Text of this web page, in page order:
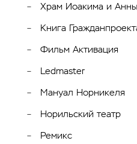
Храм Иоакима и Анны
Книга
Фильм Активация
Ledmaster
Мануал Норникеля
Норильский театр
Ремикс